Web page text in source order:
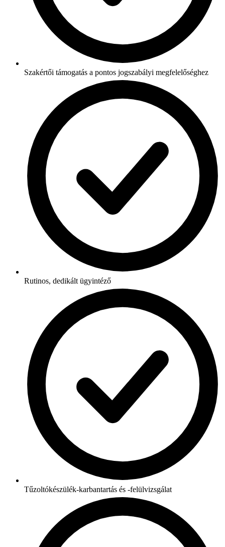
Szakértői támogatás a pontos jogszabályi megfelelőséghez
Rutinos, dedikált ügyintéző
Tűzoltókészülék-karbantartás és -felülvizsgálat